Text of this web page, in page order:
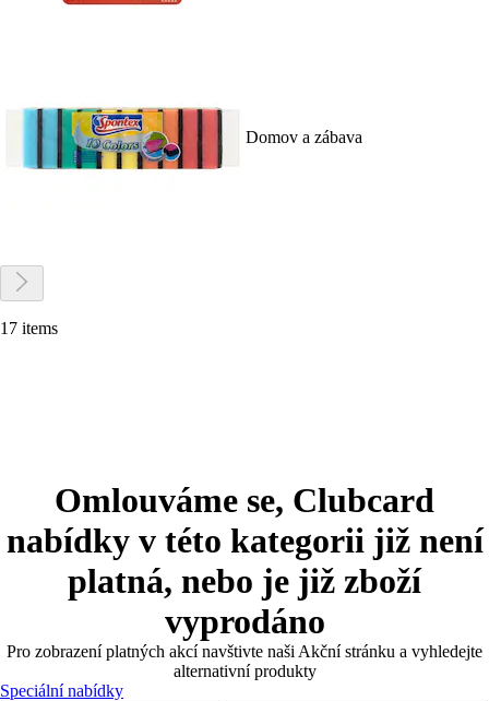
Domov a zábava
17 items
Omlouváme se, Clubcard
nabídky v této kategorii již není
platná, nebo je již zboží
vyprodáno
Pro zobrazení platných akcí navštivte naši Akční stránku a vyhledejte
alternativní produkty
Speciální nabídky